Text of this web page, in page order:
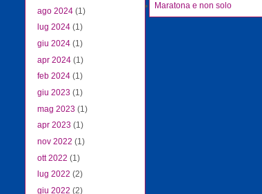
ago 2024 (1)
lug 2024 (1)
giu 2024 (1)
apr 2024 (1)
feb 2024 (1)
giu 2023 (1)
mag 2023 (1)
apr 2023 (1)
nov 2022 (1)
ott 2022 (1)
lug 2022 (2)
giu 2022 (2)
Maratona e non solo